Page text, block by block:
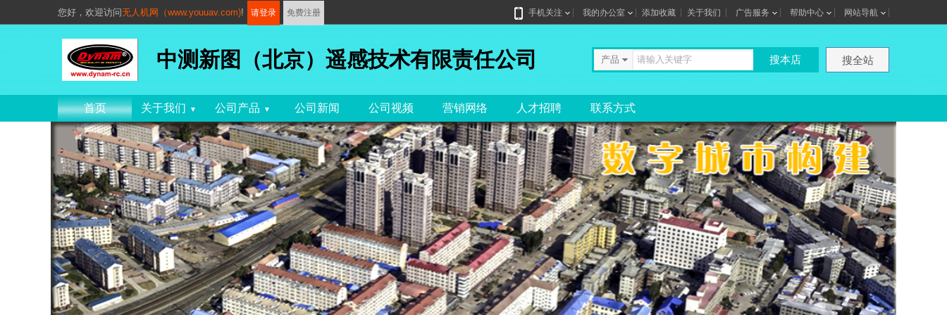
您好， 欢迎访问无人机网（www.youuav.com)! 请登录 免费注册 手机关注 我的办公室 添加收藏 关于我们 广告服务 帮助中心 网站导航
中测新图（北京）遥感技术有限责任公司 产品 搜本店 搜全站
首页 关于我们 ▼ 公司产品 ▼ 公司新闻 公司视频 营销网络 人才招聘 联系方式